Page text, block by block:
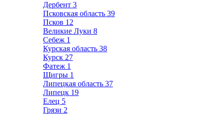
Дербент 3
Псковская область 39
Псков 12
Великие Луки 8
Себеж 1
Курская область 38
Курск 27
Фатеж 1
Щигры 1
Липецкая область 37
Липецк 19
Елец 5
Грязи 2